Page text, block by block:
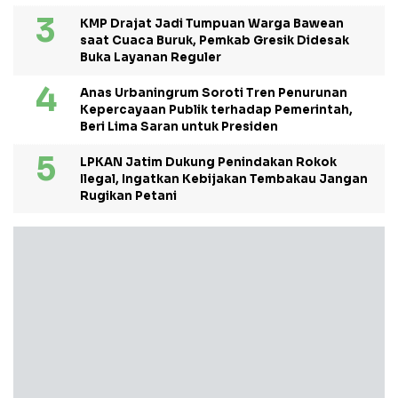
KMP Drajat Jadi Tumpuan Warga Bawean
saat Cuaca Buruk, Pemkab Gresik Didesak
Buka Layanan Reguler
Anas Urbaningrum Soroti Tren Penurunan
Kepercayaan Publik terhadap Pemerintah,
Beri Lima Saran untuk Presiden
LPKAN Jatim Dukung Penindakan Rokok
Ilegal, Ingatkan Kebijakan Tembakau Jangan
Rugikan Petani